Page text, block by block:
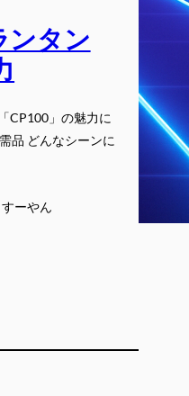
ンタン
CP100」の魅力に
品 どんなシーンに
すーやん